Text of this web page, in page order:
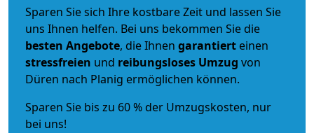
Sparen Sie sich Ihre kostbare Zeit und lassen Sie
uns Ihnen helfen. Bei uns bekommen Sie die
besten Angebote, die Ihnen garantiert einen
stressfreien und reibungsloses Umzug von
Düren nach Planig ermöglichen können.
Sparen Sie bis zu 60 % der Umzugskosten, nur
bei uns!